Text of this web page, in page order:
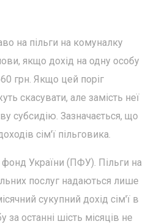
на пільги на комуналку
якщо дохід на одну особу
грн. Якщо цей поріг
скасувати, але замість неї
субсидію. Зазначається, що
сім'ї пільговика.
України (ПФУ). Пільги на
послуг надаються лише
сукупний дохід сім'ї в
за останні шість місяців не